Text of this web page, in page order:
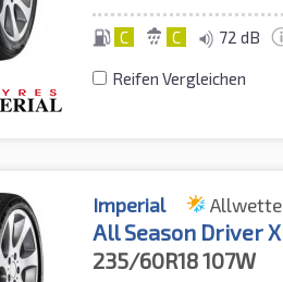
C C 72 dB
Reifen Vergleichen
Imperial
All Season Driver
235/60R18107W